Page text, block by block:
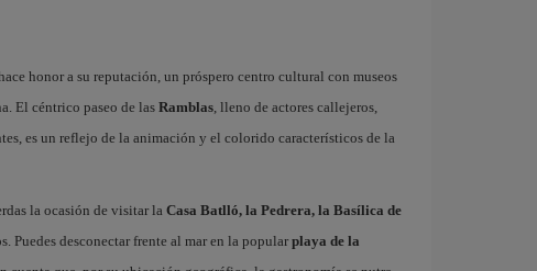
honor a su reputación, un próspero centro cultural con museos
El céntrico paseo de las Ramblas, lleno de actores callejeros,
es un reflejo de la animación y el colorido característicos de la
la ocasión de visitar la Casa Batlló, la Pedrera, la Basílica de
Puedes desconectar frente al mar en la popular playa de la